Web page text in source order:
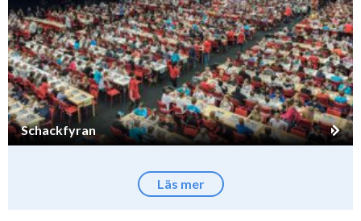
Schackfyran
Läs mer